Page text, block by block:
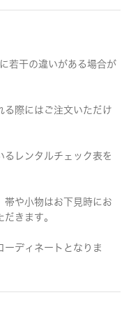
若干の違いがある場合が
際にはご注文いただけ
レンタルチェック表を
や小物はお下見時にお
きます。
ディネートとなりま